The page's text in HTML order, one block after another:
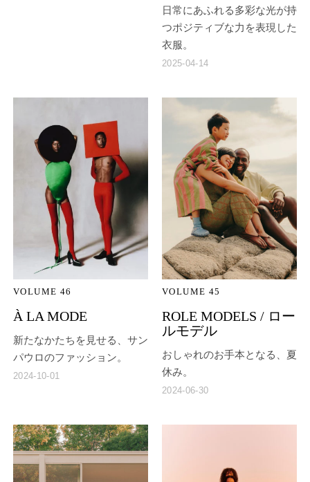
日常にあふれる多彩な光が持
つポジティブな力を表現した
衣服。
2025-04-14
VOLUME 46
À LA MODE
新たなかたちを見せる、サン
パウロのファッション。
2024-10-01
VOLUME 45
ROLE MODELS / ロー
ルモデル
おしゃれのお手本となる、夏
休み。
2024-06-30